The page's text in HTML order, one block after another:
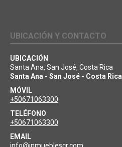
UBICACIÓN Y CONTACTO
UBICACIÓN
Santa Ana, San José, Costa Rica
Santa Ana - San José - Costa Rica
MÓVIL
+50671063300
TELÉFONO
+50671063300
EMAIL